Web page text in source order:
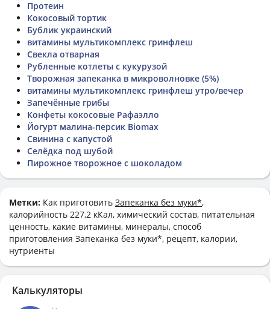
Протеин
Кокосовый тортик
Бублик украинский
витамины мультикомплекс гринфлеш
Свекла отварная
Рубленные котлеты с кукурузой
Творожная запеканка в микроволновке (5%)
витамины мультикомплекс гринфлеш утро/вечер
Запечённые грибы
Конфеты кокосовые Рафаэлло
Йогурт малина-персик Biomax
Свинина с капустой
Селёдка под шубой
Пирожное творожное с шоколадом
Метки: Как приготовить Запеканка без муки*,
калорийность 227,2 кКал, химический состав, питательная
ценность, какие витамины, минералы, способ
приготовления Запеканка без муки*, рецепт, калории,
нутриенты
Калькуляторы